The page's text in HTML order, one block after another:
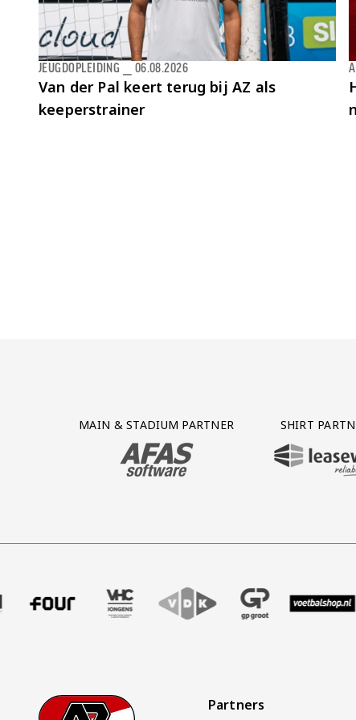
Van der Pal keert terug bij AZ als
keeperstrainer
JEUGDOPLEIDING 06.08.2026
Partner Logos Grid
MAIN & STADIUM PARTNER
BEZOEK ONZE MAIN & STADIUM PARTNER
SHIRT
BEZOEK ONZE
FooterGa naar onze homepagePartners